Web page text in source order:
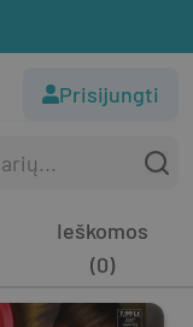
Prisijungti
Ieškomos
(0)